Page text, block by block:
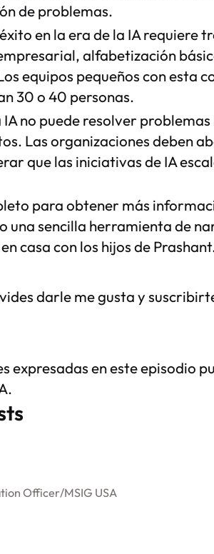
de problemas.
en la era de la IA requiere
alfabetización
equipos pequeños con esta
30 o 40 personas.
IA no puede resolver
Las organizaciones deben
que las iniciativas de IA
para obtener más
una sencilla herramienta de
casa con los hijos de
darle me gusta y
expresadas en este episodio
Officer/MSIG USA